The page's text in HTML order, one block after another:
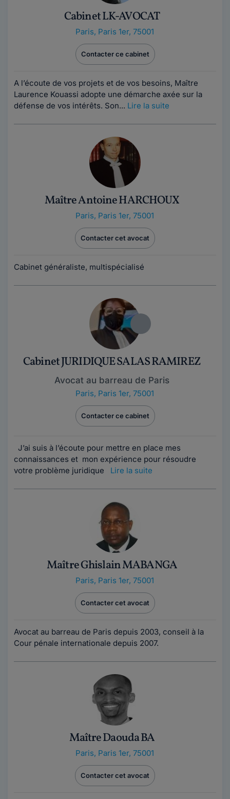
Cabinet LK-AVOCAT
Paris, Paris 1er, 75001
Contacter ce cabinet
A l’écoute de vos projets et de vos besoins, Maître
Laurence Kouassi adopte une démarche axée sur la
défense de vos intérêts. Son... Lire la suite
Maître Antoine HARCHOUX
Paris, Paris 1er, 75001
Contacter cet avocat
Cabinet généraliste, multispécialisé
Cabinet JURIDIQUE SALAS RAMIREZ
Avocat au barreau de Paris
Paris, Paris 1er, 75001
Contacter ce cabinet
J’ai suis à l’écoute pour mettre en place mes
connaissances et mon expérience pour résoudre
votre problème juridique Lire la suite
Maître Ghislain MABANGA
Paris, Paris 1er, 75001
Contacter cet avocat
Avocat au barreau de Paris depuis 2003, conseil à la
Cour pénale internationale depuis 2007.
Maître Daouda BA
Paris, Paris 1er, 75001
Contacter cet avocat